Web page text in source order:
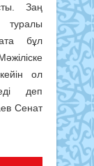
Заң
бұл
ол
деп
Сенат